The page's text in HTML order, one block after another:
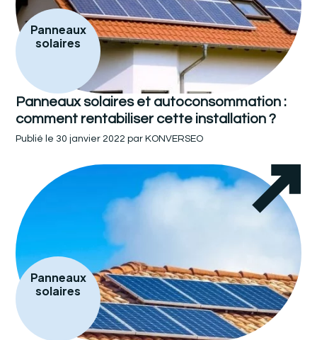
Panneaux
solaires
Panneaux solaires et autoconsommation :
comment rentabiliser cette installation ?
Publié le 30 janvier 2022 par KONVERSEO
Panneaux
solaires